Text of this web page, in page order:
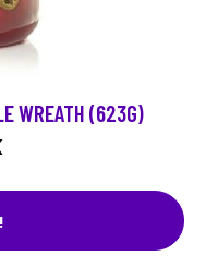
WREATH (623G)